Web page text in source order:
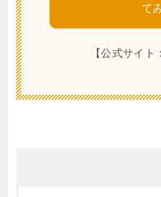
て
【公式サイト：